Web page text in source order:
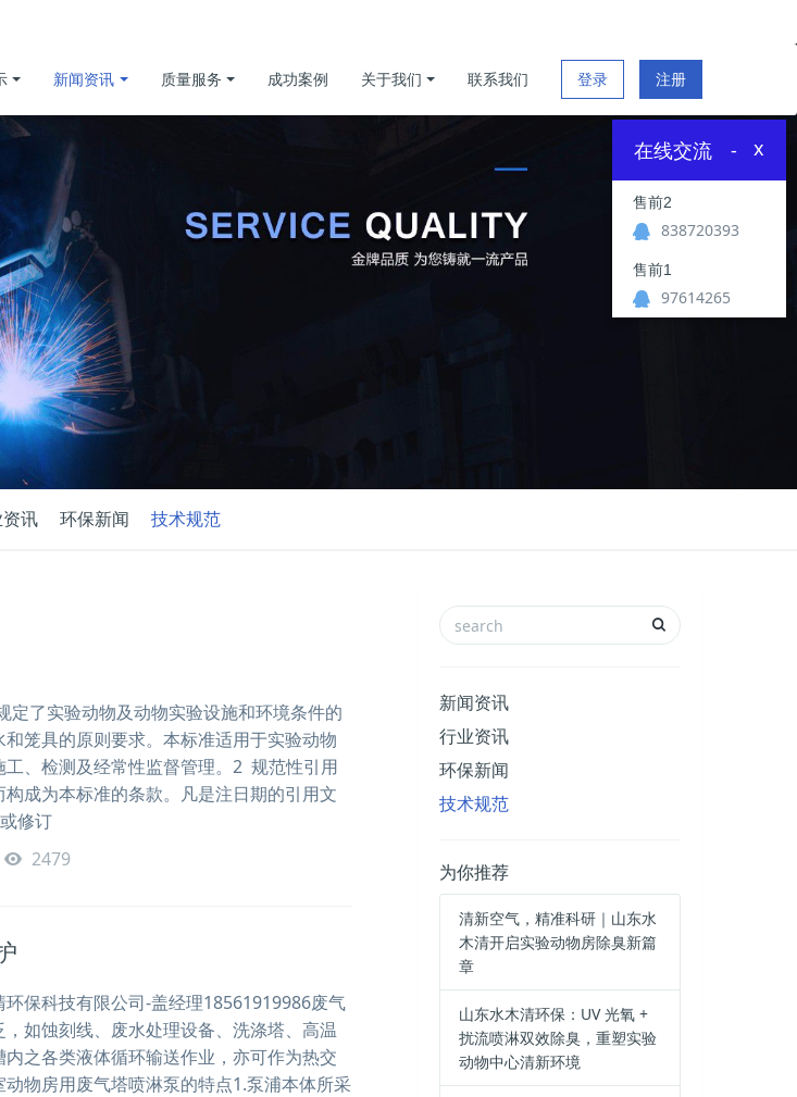
登录 注册
新闻资讯 质量服务 成功案例 关于我们 联系我们
讯 环保新闻 技术规范
了实验动物及动物实验设施和环境条件的
笼具的原则要求。本标准适用于实验动物
、检测及经常性监督管理。2 规范性引用
成为本标准的条款。凡是注日期的引用文
修订
2479
保科技有限公司-盖经理18561919986废气
如蚀刻线、废水处理设备、洗涤塔、高温
之各类液体循环输送作业，亦可作为热交
物房用废气塔喷淋泵的特点1.泵浦本体所采
新闻资讯
行业资讯
环保新闻
技术规范
为你推荐
清新空气，精准科研｜山东水
木清开启实验动物房除臭新篇
章
山东水木清环保：UV 光氧 +
扰流喷淋双效除臭，重塑实验
动物中心清新环境
在线交流 x
-
售前2
838720393
售前1
97614265